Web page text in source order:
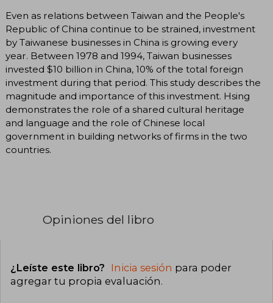
Even as relations between Taiwan and the People's
Republic of China continue to be strained, investment
by Taiwanese businesses in China is growing every
year. Between 1978 and 1994, Taiwan businesses
invested $10 billion in China, 10% of the total foreign
investment during that period. This study describes the
magnitude and importance of this investment. Hsing
demonstrates the role of a shared cultural heritage
and language and the role of Chinese local
government in building networks of firms in the two
countries.
Opiniones del libro
¿Leíste este libro? Inicia sesión para poder
agregar tu propia evaluación.